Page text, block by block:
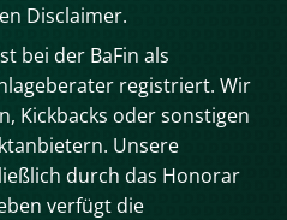
Disclaimer.
bei der BaFin als
registriert. Wir
Kickbacks oder sonstigen
Unsere
durch das Honorar
verfügt die